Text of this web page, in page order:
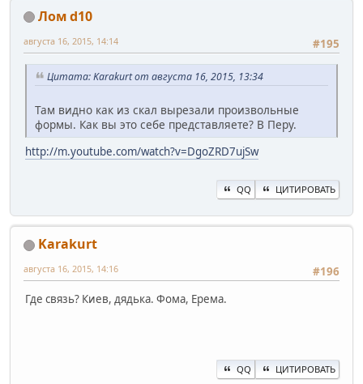
Лом d10
#195
августа 16, 2015, 14:14
Цитата: Karakurt от августа 16, 2015, 13:34
Там видно как из скал вырезали произвольные
формы. Как вы это себе представляете? В Перу.
http://m.youtube.com/watch?v=DgoZRD7ujSw
QQ ЦИТИРОВАТЬ
Karakurt
#196
августа 16, 2015, 14:16
Где связь? Киев, дядька. Фома, Ерема.
QQ ЦИТИРОВАТЬ